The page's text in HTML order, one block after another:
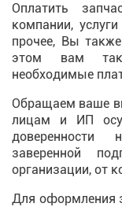
Оплатить
компании,
прочее, Вы
этом вам
необходимые
Обращаем ваше
лицам и ИП
доверенности
заверенной
организации, от
Для оформления